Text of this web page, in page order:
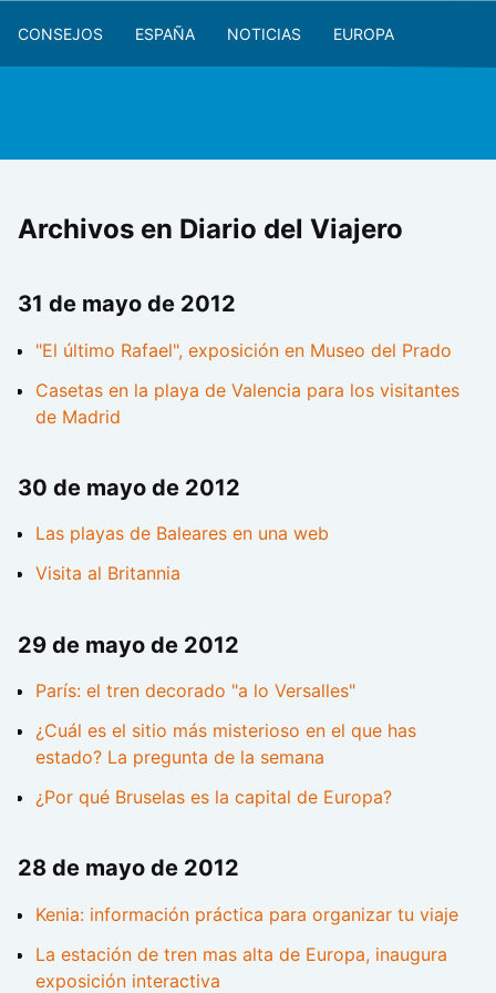
CONSEJOS ESPAÑA NOTICIAS EUROPA
Archivos en Diario del Viajero
31 de mayo de 2012
"El último Rafael", exposición en Museo del Prado
Casetas en la playa de Valencia para los visitantes
de Madrid
30 de mayo de 2012
Las playas de Baleares en una web
Visita al Britannia
29 de mayo de 2012
París: el tren decorado "a lo Versalles"
¿Cuál es el sitio más misterioso en el que has
estado? La pregunta de la semana
¿Por qué Bruselas es la capital de Europa?
28 de mayo de 2012
Kenia: información práctica para organizar tu viaje
La estación de tren mas alta de Europa, inaugura
exposición interactiva